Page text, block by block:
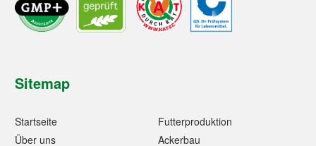
Sitemap
Startseite
Über uns
Futterproduktion
Ackerbau